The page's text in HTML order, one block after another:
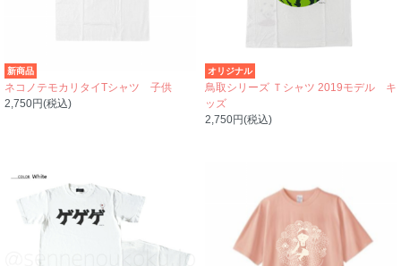
新商品
ネコノテモカリタイTシャツ 子供
2,750円(税込)
オリジナル
鳥取シリーズ Ｔシャツ 2019モデル キ
ッズ
2,750円(税込)